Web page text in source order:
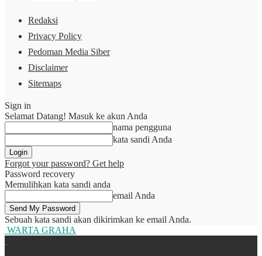
Redaksi
Privacy Policy
Pedoman Media Siber
Disclaimer
Sitemaps
Sign in
Selamat Datang! Masuk ke akun Anda
nama pengguna
kata sandi Anda
Forgot your password? Get help
Password recovery
Memulihkan kata sandi anda
email Anda
Sebuah kata sandi akan dikirimkan ke email Anda.
WARTA GRAHA